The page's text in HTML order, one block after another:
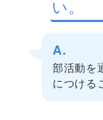
い。
A.
部活動を
につける